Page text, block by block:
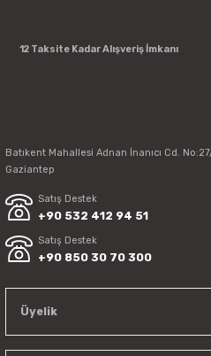
12 Taksite Kadar Alışveriş İmkanı
Batıkent Mahallesi Adnan İnanıcı Cd.
Gaziantep
Satış Destek
+90 532 412 94 51
Satış Destek
+90 850 30 70 300
Üyelik